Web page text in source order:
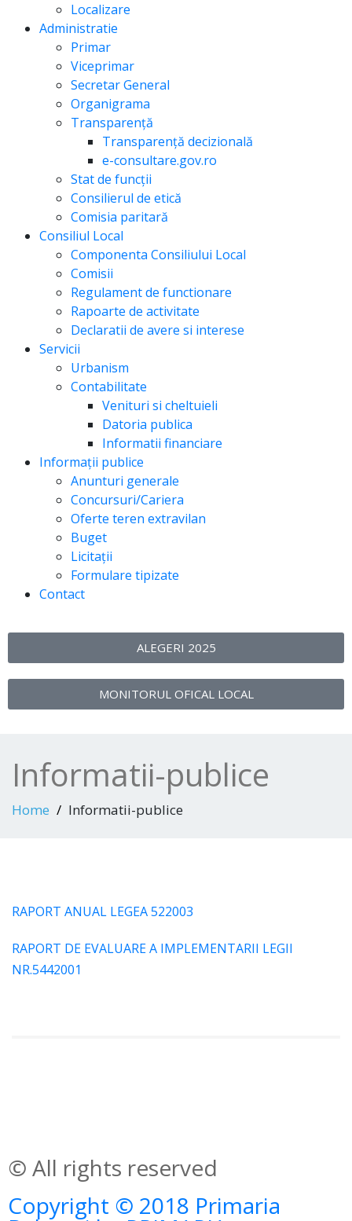
Localizare
Administratie
Primar
Viceprimar
Secretar General
Organigrama
Transparență
Transparență decizională
e-consultare.gov.ro
Stat de funcții
Consilierul de etică
Comisia paritară
Consiliul Local
Componenta Consiliului Local
Comisii
Regulament de functionare
Rapoarte de activitate
Declaratii de avere si interese
Servicii
Urbanism
Contabilitate
Venituri si cheltuieli
Datoria publica
Informatii financiare
Informații publice
Anunturi generale
Concursuri/Cariera
Oferte teren extravilan
Buget
Licitații
Formulare tipizate
Contact
ALEGERI 2025
MONITORUL OFICAL LOCAL
Informatii-publice
Home Informatii-publice
RAPORT ANUAL LEGEA 522003
RAPORT DE EVALUARE A IMPLEMENTARII LEGII
NR.5442001
© All rights reserved
Copyright © 2018 Primaria